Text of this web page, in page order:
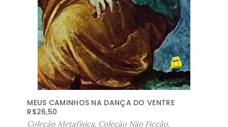
MEUS CAMINHOS NA DANÇA DO VENTRE
R$26,50
Coleção Metafísica, Coleção Não Ficção,